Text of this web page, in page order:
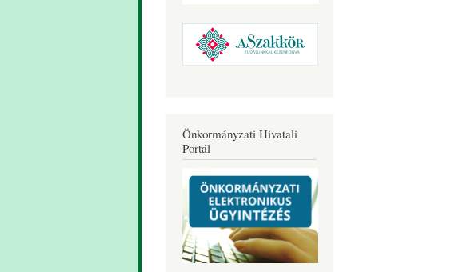
Önkormányzati Hivatali
Portál